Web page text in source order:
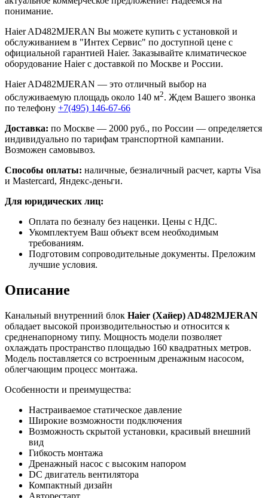
понимание.
Haier AD482MJERAN Вы можете купить с установкой и
обслуживанием в "Интех Сервис" по доступной цене с
официальной гарантией Haier. Заказывайте климатическое
оборудование Haier с доставкой по Москве и России.
Haier AD482MJERAN — это отличный выбор на
обслуживаемую площадь около 140 м2. Ждем Вашего звонка
по телефону +7(495) 146-67-66
Доставка: по Москве — 2000 руб., по России — определяется
индивидуально по тарифам транспортной кампании.
Возможен самовывоз.
Способы оплаты: наличные, безналичный расчет, карты Visa
и Mastercard, Яндекс-деньги.
Для юридических лиц:
Оплата по безналу без наценки. Цены с НДС.
Укомплектуем Ваш объект всем необходимым
требованиям.
Подготовим сопроводительные документы. Преложим
лучшие условия.
Описание
Канальный внутренний блок Haier (Хайер) AD482MJERAN
обладает высокой производительностью и относится к
средненапорному типу. Мощность модели позволяет
охлаждать пространство площадью 160 квадратных метров.
Модель поставляется со встроенным дренажным насосом,
облегчающим процесс монтажа.
Особенности и преимущества:
Настраиваемое статическое давление
Широкие возможности подключения
Возможность скрытой установки, красивый внешний
вид
Гибкость монтажа
Дренажный насос с высоким напором
DC двигатель вентилятора
Компактный дизайн
Авторестарт